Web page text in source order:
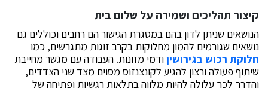
קיצור תהליכים ושמירה על שלום בית
הנושאים שניתן לדון בהם במסגרת הגישור הם רחבים וכוללים גם
נושאים שגורמים להמון מחלוקות בקרב זוגות מתגרשים, כמו
חלוקת רכוש בגירושיןודמי מזונות. העבודה עם מגשר מחייבת
שיתוף פעולה ורצון להגיע לקונצנזוס מסוים מצד שני הצדדים,
והדרך לכך עלולה להיות מלווה בתלאות רגשיות ופתיחה של